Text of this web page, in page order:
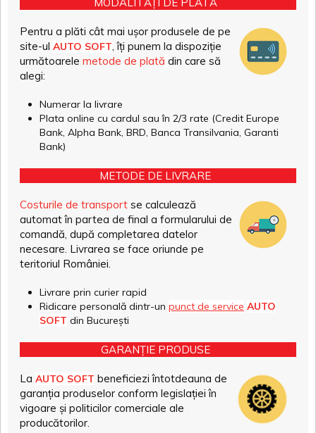
Pentru a plăti cât mai ușor produsele de pe
site-ul AUTO SOFT, îți punem la dispoziție
următoarele metode de plată din care să
alegi:
Numerar la livrare
Plata online cu cardul sau în 2/3 rate (Credit Europe
Bank, Alpha Bank, BRD, Banca Transilvania, Garanti
Bank)
METODE DE LIVRARE
Costurile de transport se calculează
automat în partea de final a formularului de
comandă, după completarea datelor
necesare. Livrarea se face oriunde pe
teritoriul României.
Livrare prin curier rapid
Ridicare personală dintr-un punct de service AUTO
SOFT din București
GARANȚIE PRODUSE
La AUTO SOFT beneficiezi întotdeauna de
garanția produselor conform legislației în
vigoare și politicilor comerciale ale
producătorilor.